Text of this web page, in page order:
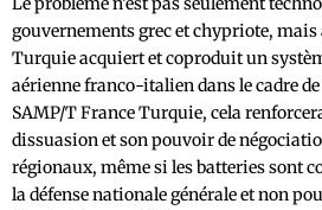
gouvernements grec et chypriote,
Turquie acquiert et coproduit un
aérienne franco-italien dans le cadre
SAMP/T France Turquie, cela
dissuasion et son pouvoir de
régionaux, même si les batteries sont
la défense nationale générale et non